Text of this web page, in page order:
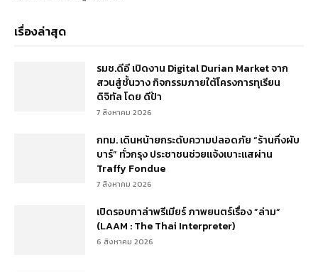
เรื่องล่าสุด
รมช.ดีอี เปิดงาน Digital Durian Market จาก
สวนสู่ชั้นวาง กิจกรรมภายใต้โครงการทุเรียน
ดิจิทัล โดย ดีป้า
7 สิงหาคม 2026
กทม. เดินหน้ายกระดับความปลอดภัย “ร้านกึ่งผับ
บาร์” ทั่วกรุง ประชาชนช่วยแจ้งเบาะแสผ่าน
Traffy Fondue
7 สิงหาคม 2026
เปิดรอบกาล่าพรีเมียร์ ภาพยนตร์เรื่อง ”ล่าม“
(LAAM : The Thai Interpreter)
6 สิงหาคม 2026